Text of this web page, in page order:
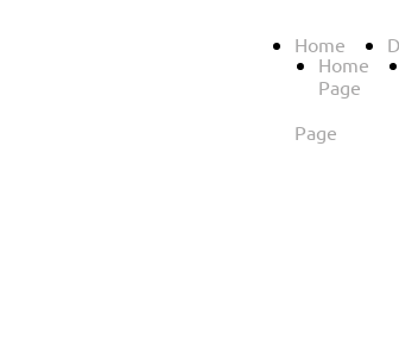
Home
Page
Home
Page